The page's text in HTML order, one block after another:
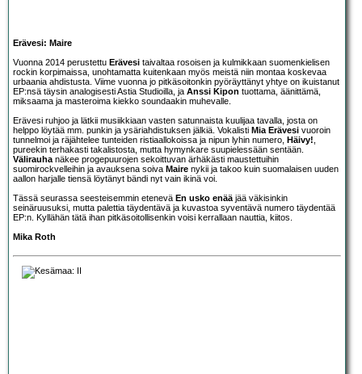
Erävesi: Maire
Vuonna 2014 perustettu Erävesi taivaltaa rosoisen ja kulmikkaan suomenkielisen
rockin korpimaissa, unohtamatta kuitenkaan myös meistä niin montaa koskevaa
urbaania ahdistusta. Viime vuonna jo pitkäsoitonkin pyöräyttänyt yhtye on ikuistanut
EP:nsä täysin analogisesti Astia Studioilla, ja Anssi Kipon tuottama, äänittämä,
miksaama ja masteroima kiekko soundaakin muhevalle.
Erävesi ruhjoo ja lätkii musiikkiaan vasten satunnaista kuulijaa tavalla, josta on
helppo löytää mm. punkin ja ysäriahdistuksen jälkiä. Vokalisti Mia Erävesi vuoroin
tunnelmoi ja räjähtelee tunteiden ristiaallokoissa ja nipun lyhin numero, Häivy!
pureekin terhakasti takalistosta, mutta hymynkare suupielessään sentään.
Välirauha näkee progepuurojen sekoittuvan ärhäkästi maustettuihin
suomirockvelleihin ja avauksena soiva Maire nykii ja takoo kuin suomalaisen uuden
aallon harjalle tiensä löytänyt bändi nyt vain ikinä voi.
Tässä seurassa seesteisemmin etenevä En usko enää jää väkisinkin
seinäruusuksi, mutta palettia täydentävä ja kuvastoa syventävä numero täydentää
EP:n. Kyllähän tätä ihan pitkäsoitollisenkin voisi kerrallaan nauttia, kiitos.
Mika Roth